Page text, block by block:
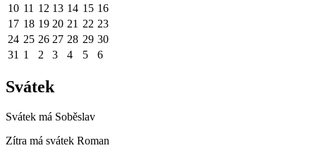
10 11 12 13 14 15 16
17 18 19 20 21 22 23
24 25 26 27 28 29 30
31 1 2 3 4 5 6
Svátek
Svátek má Soběslav
Zítra má svátek Roman